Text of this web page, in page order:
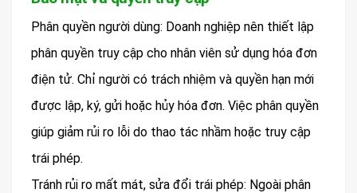
Phân quyền người dùng: Doanh nghiệp nên thiết lập
phân quyền truy cập cho nhân viên sử dụng hóa đơn
điện tử. Chỉ người có trách nhiệm và quyền hạn mới
được lập, ký, gửi hoặc hủy hóa đơn. Việc phân quyền
giúp giảm rủi ro lỗi do thao tác nhầm hoặc truy cập
trái phép.
Tránh rủi ro mất mát, sửa đổi trái phép: Ngoài phân